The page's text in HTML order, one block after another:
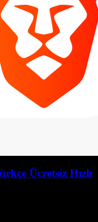
Ücretsiz Hızlı